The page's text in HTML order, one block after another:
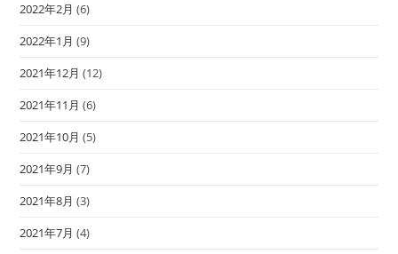
2022年2月 (6)
2022年1月 (9)
2021年12月 (12)
2021年11月 (6)
2021年10月 (5)
2021年9月 (7)
2021年8月 (3)
2021年7月 (4)